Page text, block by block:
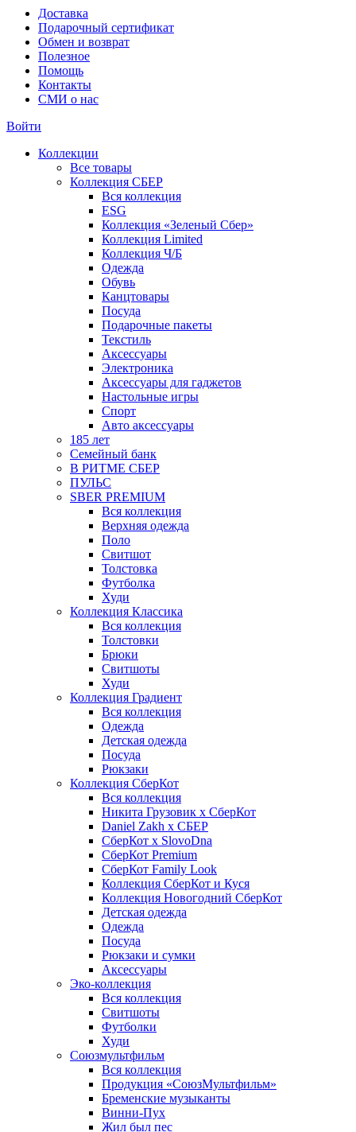
Доставка
Подарочный сертификат
Обмен и возврат
Полезное
Помощь
Контакты
СМИ о нас
Войти
Коллекции
Все товары
Коллекция СБЕР
Вся коллекция
ESG
Коллекция «Зеленый Сбер»
Коллекция Limited
Коллекция Ч/Б
Одежда
Обувь
Канцтовары
Посуда
Подарочные пакеты
Текстиль
Аксессуары
Электроника
Аксессуары для гаджетов
Настольные игры
Спорт
Авто аксессуары
185 лет
Семейный банк
В РИТМЕ СБЕР
ПУЛЬС
SBER PREMIUM
Вся коллекция
Верхняя одежда
Поло
Свитшот
Толстовка
Футболка
Худи
Коллекция Классика
Вся коллекция
Толстовки
Брюки
Свитшоты
Худи
Коллекция Градиент
Вся коллекция
Одежда
Детская одежда
Посуда
Рюкзаки
Коллекция СберКот
Вся коллекция
Никита Грузовик х СберКот
Daniel Zakh x СБЕР
СберКот x SlovoDna
СберКот Premium
СберКот Family Look
Коллекция СберКот и Куся
Коллекция Новогодний СберКот
Детская одежда
Одежда
Посуда
Рюкзаки и сумки
Аксессуары
Эко-коллекция
Вся коллекция
Свитшоты
Футболки
Худи
Союзмультфильм
Вся коллекция
Продукция «СоюзМультфильм»
Бременские музыканты
Винни-Пух
Жил был пес